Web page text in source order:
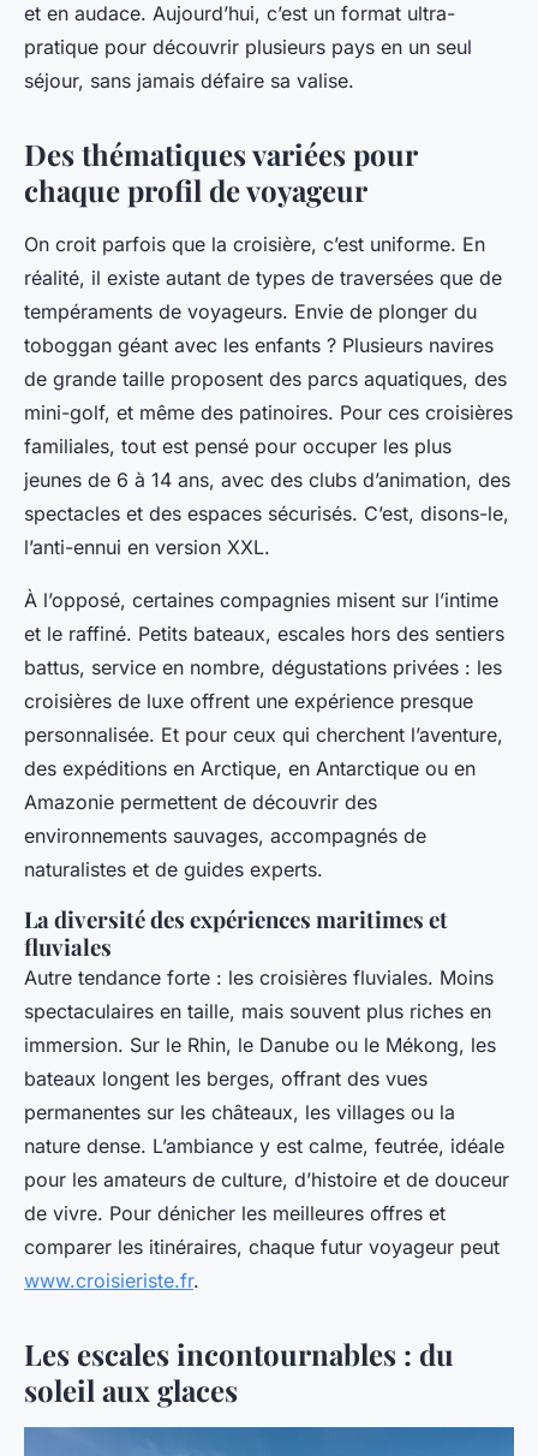
et en audace. Aujourd’hui, c’est un format ultra-
pratique pour découvrir plusieurs pays en un seul
séjour, sans jamais défaire sa valise.
Des thématiques variées pour
chaque profil de voyageur
On croit parfois que la croisière, c’est uniforme. En
réalité, il existe autant de types de traversées que de
tempéraments de voyageurs. Envie de plonger du
toboggan géant avec les enfants ? Plusieurs navires
de grande taille proposent des parcs aquatiques, des
mini-golf, et même des patinoires. Pour ces croisières
familiales, tout est pensé pour occuper les plus
jeunes de 6 à 14 ans, avec des clubs d’animation, des
spectacles et des espaces sécurisés. C’est, disons-le,
l’anti-ennui en version XXL.
À l’opposé, certaines compagnies misent sur l’intime
et le raffiné. Petits bateaux, escales hors des sentiers
battus, service en nombre, dégustations privées : les
croisières de luxe offrent une expérience presque
personnalisée. Et pour ceux qui cherchent l’aventure,
des expéditions en Arctique, en Antarctique ou en
Amazonie permettent de découvrir des
environnements sauvages, accompagnés de
naturalistes et de guides experts.
La diversité des expériences maritimes et
fluviales
Autre tendance forte : les croisières fluviales. Moins
spectaculaires en taille, mais souvent plus riches en
immersion. Sur le Rhin, le Danube ou le Mékong, les
bateaux longent les berges, offrant des vues
permanentes sur les châteaux, les villages ou la
nature dense. L’ambiance y est calme, feutrée, idéale
pour les amateurs de culture, d’histoire et de douceur
de vivre. Pour dénicher les meilleures offres et
comparer les itinéraires, chaque futur voyageur peut
www.croisieriste.fr.
Les escales incontournables : du
soleil aux glaces